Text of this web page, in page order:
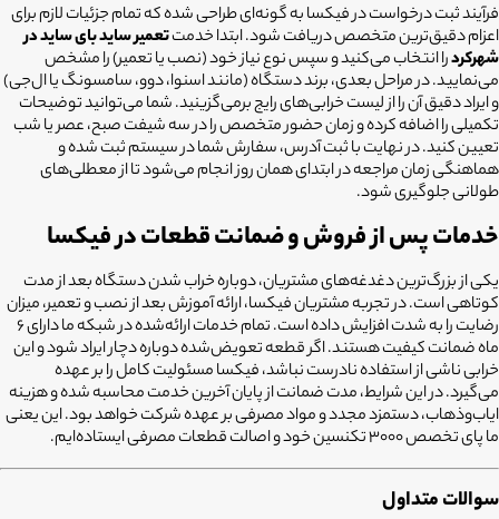
فرآیند ثبت درخواست در فیکسا به گونه‌ای طراحی شده که تمام جزئیات لازم برای
اعزام دقیق‌ترین متخصص دریافت شود. ابتدا خدمتتعمیر ساید بای ساید در
شهرکردرا انتخاب می‌کنید و سپس نوع نیاز خود (نصب یا تعمیر) را مشخص
می‌نمایید. در مراحل بعدی، برند دستگاه (مانند اسنوا، دوو، سامسونگ یا ال‌جی)
و ایراد دقیق آن را از لیست خرابی‌های رایج برمی‌گزینید. شما می‌توانید توضیحات
تکمیلی را اضافه کرده و زمان حضور متخصص را در سه شیفت صبح، عصر یا شب
تعیین کنید. در نهایت با ثبت آدرس، سفارش شما در سیستم ثبت شده و
هماهنگی زمان مراجعه در ابتدای همان روز انجام می‌شود تا از معطلی‌های
طولانی جلوگیری شود.
خدمات پس از فروش و ضمانت قطعات در فیکسا
یکی از بزرگ‌ترین دغدغه‌های مشتریان، دوباره خراب شدن دستگاه بعد از مدت
کوتاهی است. در تجربه مشتریان فیکسا، ارائه آموزش بعد از نصب و تعمیر، میزان
رضایت را به شدت افزایش داده است. تمام خدمات ارائه‌شده در شبکه ما دارای ۶
ماه ضمانت کیفیت هستند. اگر قطعه تعویض‌شده دوباره دچار ایراد شود و این
خرابی ناشی از استفاده نادرست نباشد، فیکسا مسئولیت کامل را بر عهده
می‌گیرد. در این شرایط، مدت ضمانت از پایان آخرین خدمت محاسبه شده و هزینه
ایاب‌وذهاب، دستمزد مجدد و مواد مصرفی بر عهده شرکت خواهد بود. این یعنی
ما پای تخصص ۳۰۰۰ تکنسین خود و اصالت قطعات مصرفی ایستاده‌ایم.
سوالات متداول